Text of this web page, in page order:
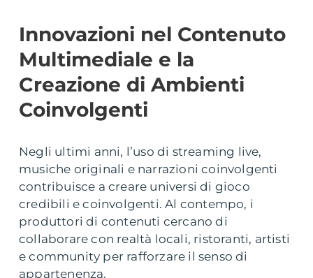
Innovazioni nel Contenuto
Multimediale e la
Creazione di Ambienti
Coinvolgenti
Negli ultimi anni, l’uso di streaming live,
musiche originali e narrazioni coinvolgenti
contribuisce a creare universi di gioco
credibili e coinvolgenti. Al contempo, i
produttori di contenuti cercano di
collaborare con realtà locali, ristoranti, artisti
e community per rafforzare il senso di
appartenenza.